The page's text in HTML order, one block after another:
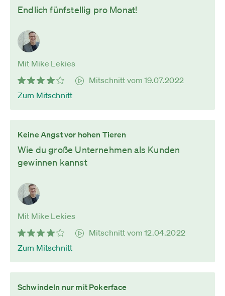
Endlich fünfstellig pro Monat!
Mit Mike Lekies
Mitschnitt vom 19.07.2022
Zum Mitschnitt
Keine Angst vor hohen Tieren
Wie du große Unternehmen als Kunden
gewinnen kannst
Mit Mike Lekies
Mitschnitt vom 12.04.2022
Zum Mitschnitt
Schwindeln nur mit Pokerface